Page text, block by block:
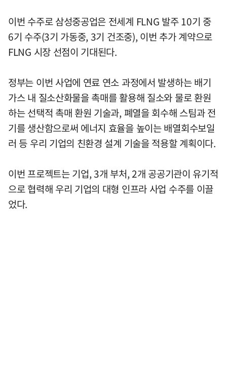
이번 수주로 삼성중공업은 전세계 FLNG 발주 10기 중
6기 수주(3기 가동중, 3기 건조중), 이번 추가 계약으로
FLNG 시장 선점이 기대된다.
정부는 이번 사업에 연료 연소 과정에서 발생하는 배기
가스 내 질소산화물을 촉매를 활용해 질소와 물로 환원
하는 선택적 촉매 환원 기술과, 폐열을 회수해 스팀과 전
기를 생산함으로써 에너지 효율을 높이는 배열회수보일
러 등 우리 기업의 친환경 설계 기술을 적용할 계획이다.
이번 프로젝트는 기업, 3개 부처, 2개 공공기관이 유기적
으로 협력해 우리 기업의 대형 인프라 사업 수주를 이끌
었다.